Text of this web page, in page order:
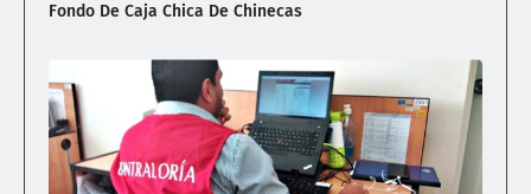
Fondo De Caja Chica De Chinecas